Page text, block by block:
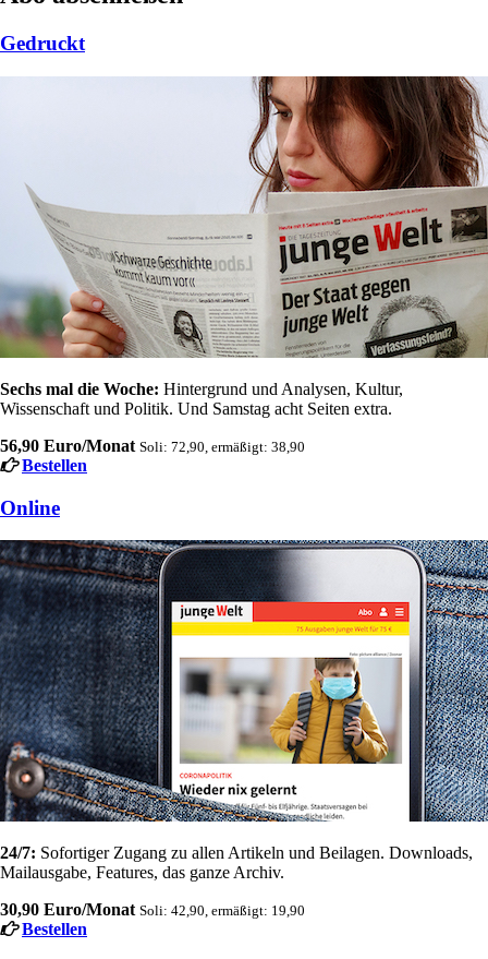
Gedruckt
Sechs mal die Woche: Hintergrund und Analysen, Kultur,
Wissenschaft und Politik. Und Samstag acht Seiten extra.
56,90 Euro/Monat Soli: 72,90, ermäßigt: 38,90
Bestellen
Online
24/7: Sofortiger Zugang zu allen Artikeln und Beilagen. Downloads,
Mailausgabe, Features, das ganze Archiv.
30,90 Euro/Monat Soli: 42,90, ermäßigt: 19,90
Bestellen